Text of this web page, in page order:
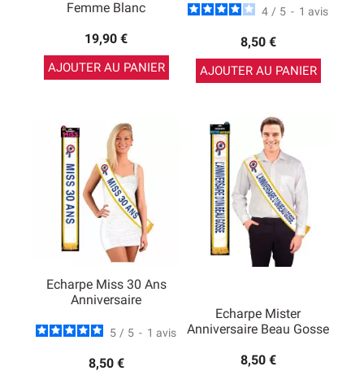
Femme Blanc
19,90 €
AJOUTER AU PANIER
4 / 5 - 1 avis
8,50 €
AJOUTER AU PANIER
Echarpe Miss 30 Ans
Anniversaire
5 / 5 - 1 avis
8,50 €
Echarpe Mister
Anniversaire Beau Gosse
8,50 €